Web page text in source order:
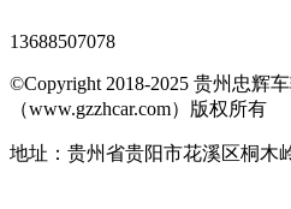
13688507078
©Copyright 2018-2025 贵州忠辉
（www.gzzhcar.com）版权所有
地址：贵州省贵阳市花溪区桐木